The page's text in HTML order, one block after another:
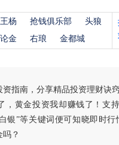
王杨 抢钱俱乐部
头狼
金 右琅 金都城
资指南，分享精品投资理财诀
，黄金投资我却赚钱了！支
银”等关键词便可知晓即时
？